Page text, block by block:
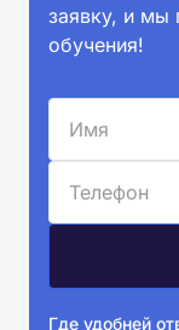
заявку, и
обучения!
Где удобней